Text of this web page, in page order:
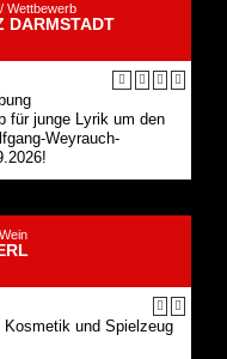
Wettbewerb
DARMSTADT
für junge Lyrik um den
Weyrauch-
Wein
und Spielzeug